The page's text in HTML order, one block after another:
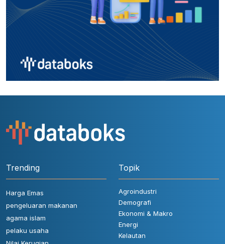
Trending
Harga Emas
pengeluaran makanan
agama islam
pelaku usaha
Topik
Agroindustri
Demografi
Ekonomi & Makro
Energi
Kelautan